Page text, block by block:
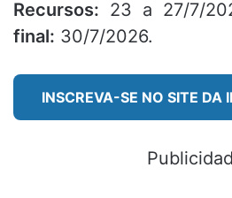
Recursos: 23 a 27/7/
final: 30/7/2026.
INSCREVA-SE NO SITE DA